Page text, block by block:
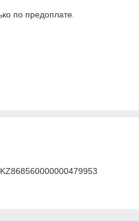
по предоплате.